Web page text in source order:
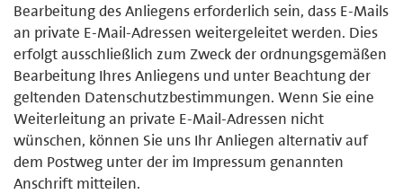
Bearbeitung des Anliegens erforderlich sein, dass E-Mails
an private E-Mail-Adressen weitergeleitet werden. Dies
erfolgt ausschließlich zum Zweck der ordnungsgemäßen
Bearbeitung Ihres Anliegens und unter Beachtung der
geltenden Datenschutzbestimmungen. Wenn Sie eine
Weiterleitung an private E-Mail-Adressen nicht
wünschen, können Sie uns Ihr Anliegen alternativ auf
dem Postweg unter der im Impressum genannten
Anschrift mitteilen.